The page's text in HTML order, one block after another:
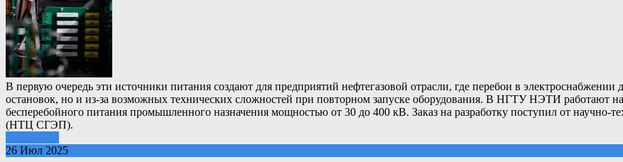
В первую очередь эти источники питания создают для предприятий нефтегазовой отрасли, где перебои в электроснабжении
остановок, но и из-за возможных технических сложностей при повторном запуске оборудования. В НГТУ НЭТИ работают
бесперебойного питания промышленного назначения мощностью от 30 до 400 кВ. Заказ на разработку поступил от научно-
(НТЦ СГЭП).
26 Июл 2025